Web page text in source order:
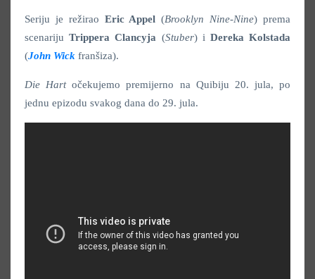
Seriju je režirao Eric Appel (Brooklyn Nine-Nine) prema
scenarijuTrippera Clancyja (Stuber) i Dereka Kolstada
(John Wick franšiza).
Die Hartočekujemo premijerno na Quibiju 20. jula, po
jednu epizodu svakog dana do 29. jula.